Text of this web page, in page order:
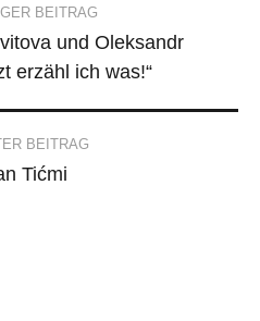
BEITRAG
und Oleksandr
erzähl ich was!“
BEITRAG
Tićmi